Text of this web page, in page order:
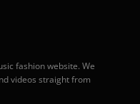
fashion website. We
videos straight from